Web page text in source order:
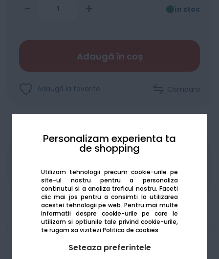
Personalizam experienta ta
de shopping
Utilizam tehnologii precum cookie-urile pe
site-ul nostru pentru a personaliza
continutul si a analiza traficul nostru. Faceti
clic mai jos pentru a consimti la utilizarea
acestei tehnologii pe web. Pentru mai multe
informatii despre cookie-urile pe care le
utilizam si optiunile tale privind cookie-urile,
te rugam sa viziteziPolitica de cookies
Seteaza preferintele
- + în stoc
Adaugă în coș
Adaugă la favorite Compară
achizitii publice
SEAP/SICAP
Am nevoie de ajutor